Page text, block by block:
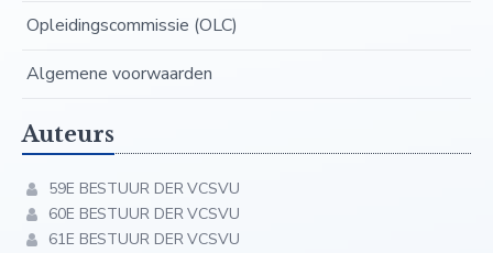
Opleidingscommissie (OLC)
Algemene voorwaarden
Auteurs
59E BESTUUR DER VCSVU
60E BESTUUR DER VCSVU
61E BESTUUR DER VCSVU